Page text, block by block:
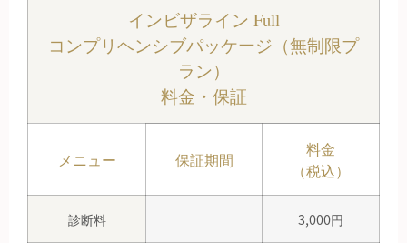
インビザライン Full
コンプリヘンシブパッケージ（無制限プ
ラン）
料金・保証
メニュー 保証期間
料金
（税込）
診断料 3,000円